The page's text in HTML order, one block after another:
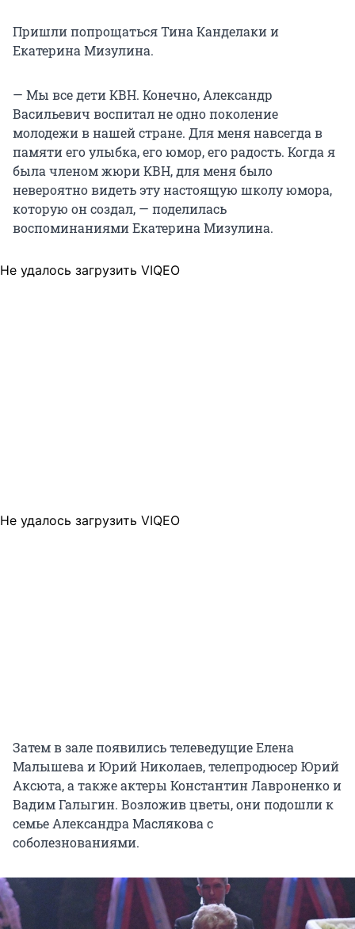
Пришли попрощаться Тина Канделаки и
Екатерина Мизулина.
— Мы все дети КВН. Конечно, Александр
Васильевич воспитал не одно поколение
молодежи в нашей стране. Для меня навсегда в
памяти его улыбка, его юмор, его радость. Когда я
была членом жюри КВН, для меня было
невероятно видеть эту настоящую школу юмора,
которую он создал, — поделилась
воспоминаниями Екатерина Мизулина.
Не удалось загрузить VIQEO
Не удалось загрузить VIQEO
Затем в зале появились телеведущие Елена
Малышева и Юрий Николаев, телепродюсер Юрий
Аксюта, а также актеры Константин Лавроненко и
Вадим Галыгин. Возложив цветы, они подошли к
семье Александра Маслякова с
соболезнованиями.